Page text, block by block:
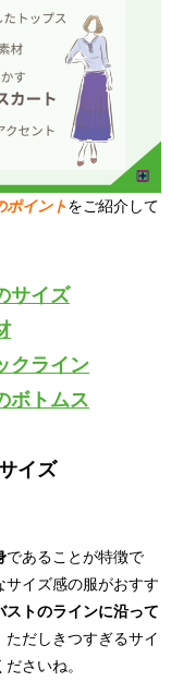
ポイント をご紹介して
サイズ
クライン
ボトムス
イズ
であることが特徴で
イズ感の服がおすす
ストのラインに沿って
ただしきつすぎるサイ
さいね。